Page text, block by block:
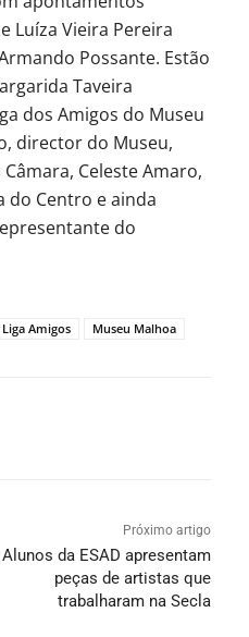
Luíza Vieira Pereira
Possante. Estão
Taveira
dos Amigos do Museu
director do Museu,
Celeste Amaro,
do Centro e ainda
do
Liga Amigos Museu Malhoa
Próximo artigo
Alunos da ESAD apresentam
peças de artistas que
trabalharam na Secla